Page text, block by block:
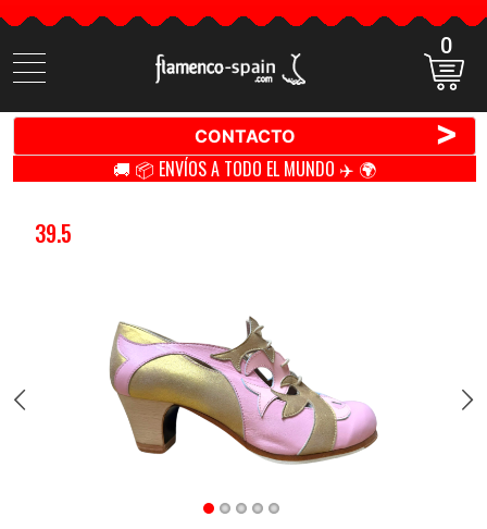
Buscar
productos
0
CONTACTO >
🚚 📦 ENVÍOS A TODO EL MUNDO ✈️ 🌍
39.5